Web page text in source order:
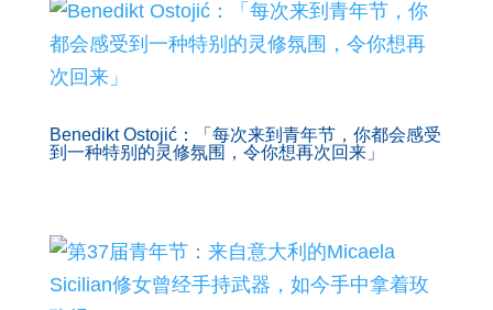
Benedikt Ostojić：「每次来到青年节，你都会感受
到一种特别的灵修氛围，令你想再次回来」